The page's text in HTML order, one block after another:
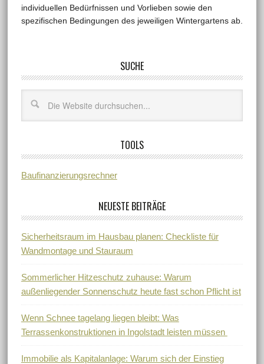
individuellen Bedürfnissen und Vorlieben sowie den
spezifischen Bedingungen des jeweiligen Wintergartens ab.
SUCHE
TOOLS
Baufinanzierungsrechner
NEUESTE BEITRÄGE
Sicherheitsraum im Hausbau planen: Checkliste für
Wandmontage und Stauraum
Sommerlicher Hitzeschutz zuhause: Warum
außenliegender Sonnenschutz heute fast schon Pflicht ist
Wenn Schnee tagelang liegen bleibt: Was
Terrassenkonstruktionen in Ingolstadt leisten müssen
Immobilie als Kapitalanlage: Warum sich der Einstieg